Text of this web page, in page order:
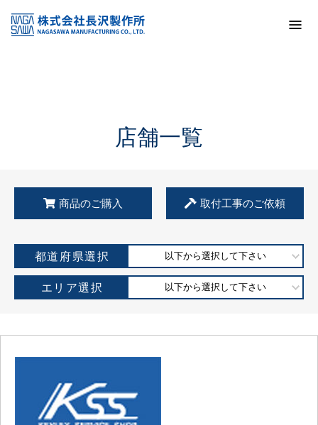
KSS加盟店・取扱店情報
店舗一覧
店舗一覧
商品のご購入 取付工事のご依頼
都道府県選択 以下から選択して下さい
エリア選択 以下から選択して下さい